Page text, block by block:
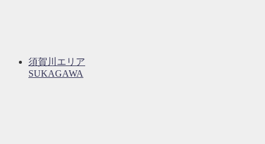
須賀川エリア
SUKAGAWA